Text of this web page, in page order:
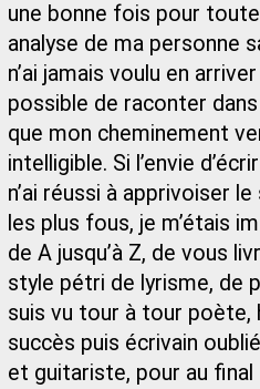
une bonne fois pour
analyse de ma personne
n’ai jamais voulu en
possible de raconter
que mon cheminement
intelligible. Si l’envie
n’ai réussi à apprivoiser
les plus fous, je m’étais
de A jusqu’à Z, de vous
style pétri de lyrisme, de
suis vu tour à tour poète,
succès puis écrivain
et guitariste, pour au